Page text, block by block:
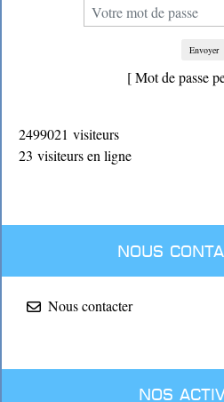
Envoyer
[ Mot de passe
2499021 visiteurs
23 visiteurs en ligne
Nous
Nous contacter
Nos